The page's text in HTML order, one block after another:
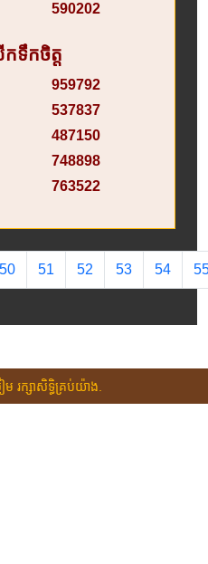
590202
កទឹកចិត្ត
959792
537837
487150
748898
763522
50 51 52 53 54
រក្សាសិទ្ធិគ្រប់យ៉ាង.